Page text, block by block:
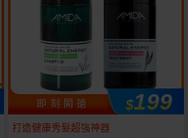
即 刻 開 搶 $199
打造健康秀髮超強神器